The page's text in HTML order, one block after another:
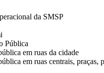
da SMSP
Pública
em ruas da cidade
em ruas centrais,